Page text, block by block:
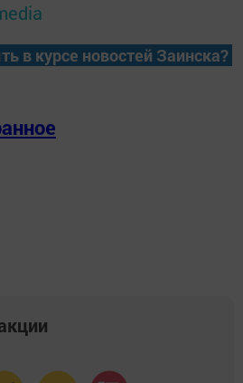
в курсе новостей Заинска?